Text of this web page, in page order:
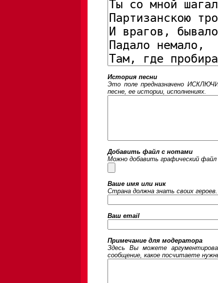
История песни
Это поле предназначено
песне, ее истории, исполнениях.
Добавить файл с нотами
Можно добавить графический
Ваше имя или ник
Страна должна знать своих
Ваш email
Примечание для модератора
Здесь Вы можете
сообщение, какое посчитаете